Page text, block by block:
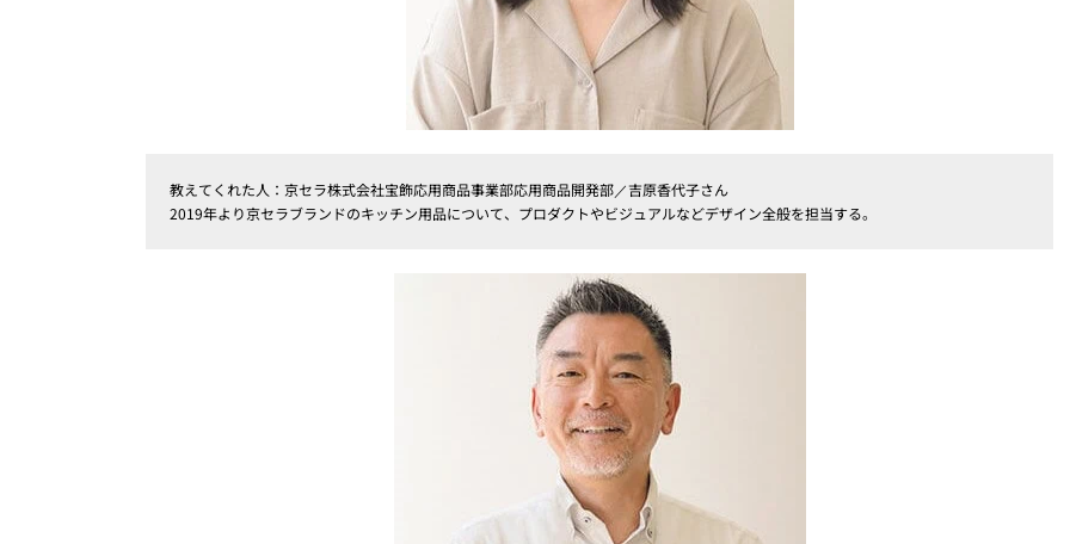
教えてくれた人：京セラ株式会社宝飾応用商品事業部応用商品開発部／吉原香代子さん
2019年より京セラブランドのキッチン用品について、プロダクトやビジュアルなどデザイン全般を担当する。